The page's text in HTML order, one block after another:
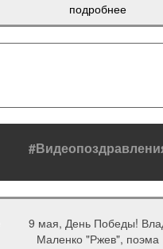
подробнее
9 мая, День Победы!
Маленко "Ржев", поэма